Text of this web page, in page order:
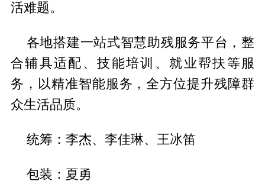
活难题。
各地搭建一站式智慧助残服务平台，整
合辅具适配、技能培训、就业帮扶等服
务，以精准智能服务，全方位提升残障群
众生活品质。
统筹：李杰、李佳琳、王冰笛
包装：夏勇